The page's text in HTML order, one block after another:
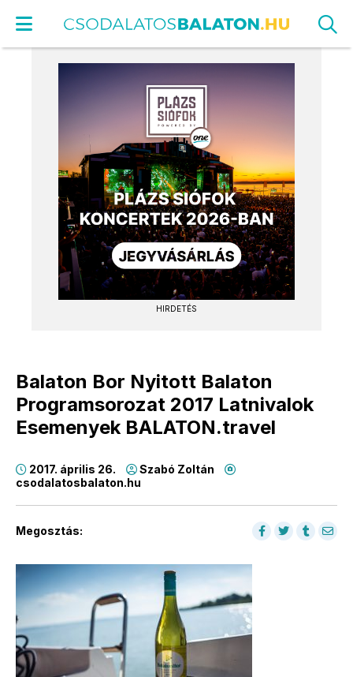
HIRDETÉS
Balaton Bor Nyitott Balaton
Programsorozat 2017 Latnivalok
Esemenyek BALATON.travel
2017. április 26.
Szabó Zoltán
csodalatosbalaton.hu
Megosztás: